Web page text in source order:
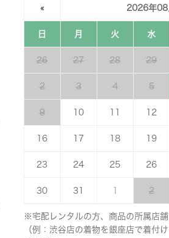
« 2026年08
日 月 火 水
26 27 28 29
2 3 4 5
9 10 12
16 17 18 19
23 24 25 26
30 31 2
※宅配レンタルの方、商品の所属店
（例：渋谷店の着物を銀座店で着付